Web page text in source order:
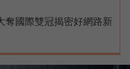
奪國際雙冠揭密好網路新